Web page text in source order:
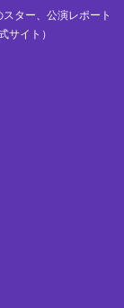
ター、公演レポート
サイト）